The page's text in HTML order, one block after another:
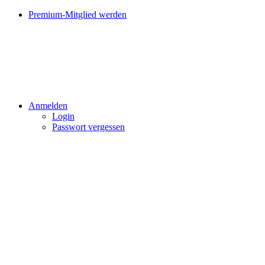
Premium-Mitglied werden
Anmelden
Login
Passwort vergessen